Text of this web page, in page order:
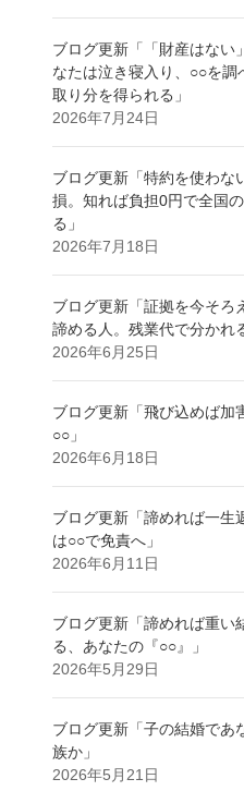
ブログ更新「「財産はない
なたは泣き寝入り、○○を調
取り分を得られる」
2026年7月24日
ブログ更新「特約を使わな
損。知れば負担0円で全国
る」
2026年7月18日
ブログ更新「証拠を今そろ
諦める人。残業代で分かれ
2026年6月25日
ブログ更新「飛び込めば加
○○」
2026年6月18日
ブログ更新「諦めれば一生
は○○で免責へ」
2026年6月11日
ブログ更新「諦めれば重い
る、あなたの『○○』」
2026年5月29日
ブログ更新「子の結婚であ
族か」
2026年5月21日